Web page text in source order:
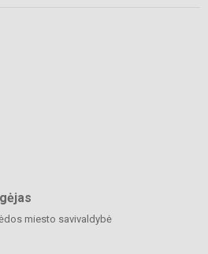
miesto savivaldybė